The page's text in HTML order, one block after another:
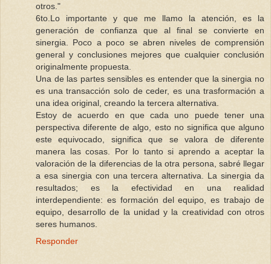
otros."
6to.Lo importante y que me llamo la atención, es la
generación de confianza que al final se convierte en
sinergia. Poco a poco se abren niveles de comprensión
general y conclusiones mejores que cualquier conclusión
originalmente propuesta.
Una de las partes sensibles es entender que la sinergia no
es una transacción solo de ceder, es una trasformación a
una idea original, creando la tercera alternativa.
Estoy de acuerdo en que cada uno puede tener una
perspectiva diferente de algo, esto no significa que alguno
este equivocado, significa que se valora de diferente
manera las cosas. Por lo tanto si aprendo a aceptar la
valoración de la diferencias de la otra persona, sabré llegar
a esa sinergia con una tercera alternativa. La sinergia da
resultados; es la efectividad en una realidad
interdependiente: es formación del equipo, es trabajo de
equipo, desarrollo de la unidad y la creatividad con otros
seres humanos.
Responder